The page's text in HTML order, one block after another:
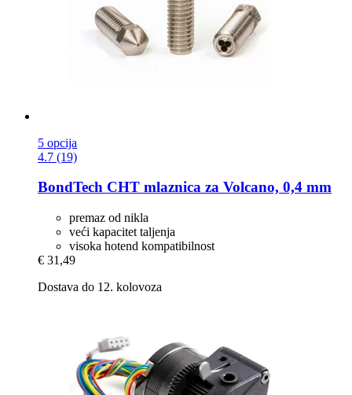
5 opcija
4.7 (19)
BondTech CHT mlaznica za Volcano, 0,4 mm
premaz od nikla
veći kapacitet taljenja
visoka hotend kompatibilnost
€ 31,49
Dostava do 12. kolovoza